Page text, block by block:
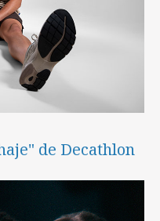
de Decathlon